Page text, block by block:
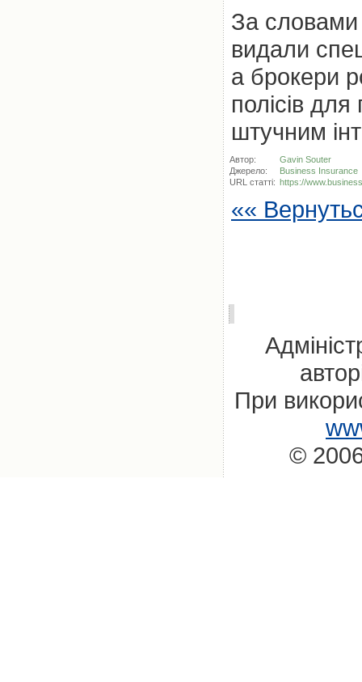
За словами
видали
а брокери
полісів для
штучним
Автор:
Gavin Souter
Джерело:
Business Insurance
URL статті: https://
««
При
©